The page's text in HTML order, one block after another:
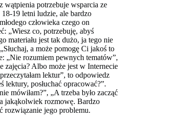
wątpienia potrzebuje wsparcia ze
19 letni ludzie, ale bardzo
człowieka czego on
„Wiesz co, potrzebuję, abyś
materiału jest tak dużo, ja tego nie
a może pomogę Ci jakoś to
„Nie rozumiem pewnych tematów”,
zajęcia? Albo może jest w Internecie
lektur”, to odpowiedz
lektury, posłuchać opracować?”.
mówiłam?”, „A trzeba było zacząć
jakąkolwiek rozmowę. Bardzo
rozwiązanie jego problemu.